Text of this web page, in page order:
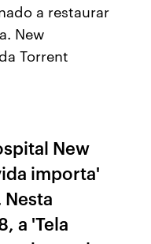
a restaurar
New
Torrent
New
importa'
a 'Tela